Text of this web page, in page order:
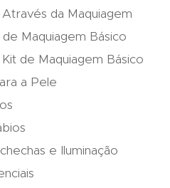
da Maquiagem
Maquiagem Básico
de Maquiagem Básico
a Pele
e Iluminação